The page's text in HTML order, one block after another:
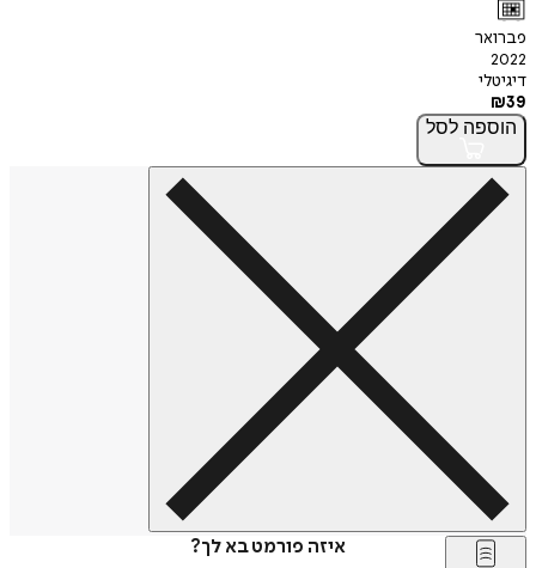
פברואר
2022
דיגיטלי
₪39
הוספה לסל
איזה פורמט בא לך?